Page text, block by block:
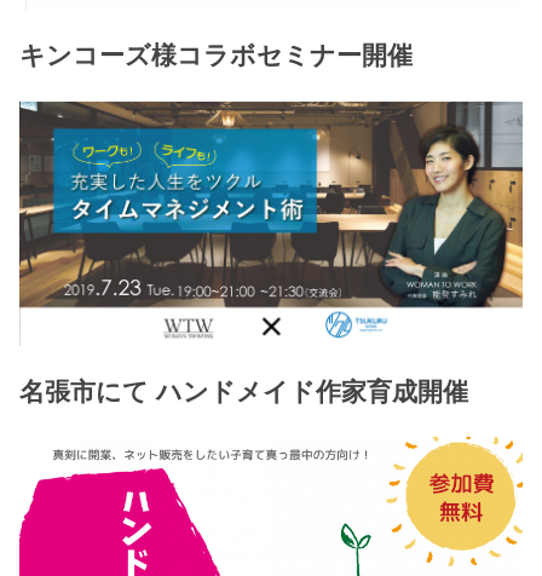
キンコーズ様コラボセミナー開催
名張市にて ハンドメイド作家育成開催